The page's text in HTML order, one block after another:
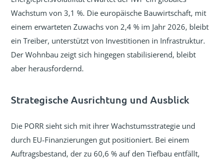
Wachstum von 3,1 %. Die europäische Bauwirtschaft, mit
einem erwarteten Zuwachs von 2,4 % im Jahr 2026, bleibt
ein Treiber, unterstützt von Investitionen in Infrastruktur.
Der Wohnbau zeigt sich hingegen stabilisierend, bleibt
aber herausfordernd.
Strategische Ausrichtung und Ausblick
Die PORR sieht sich mit ihrer Wachstumsstrategie und
durch EU-Finanzierungen gut positioniert. Bei einem
Auftragsbestand, der zu 60,6 % auf den Tiefbau entfällt,